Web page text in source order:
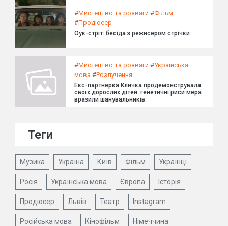
#Мистецтво та розваги #Фільм
#Продюсер
Оук-стріт: бесіда з режисером стрічки
#Мистецтво та розваги #Українська
мова #Розлучення
Екс-партнерка Кличка продемонструвала
своїх дорослих дітей: генетичні риси мера
вразили шанувальників.
Теги
Музика Україна Київ Фільм Українці
Росія Українська мова Європа Історія
Продюсер Львів Театр Instagram
Російська мова Кінофільм Німеччина